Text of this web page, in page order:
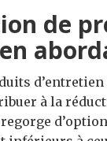
de
à la